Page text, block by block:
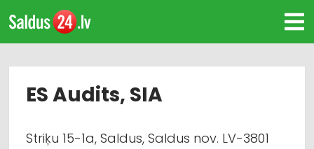
ES Audits, SIA
Striķu 15-1a, Saldus, Saldus nov. LV-3801